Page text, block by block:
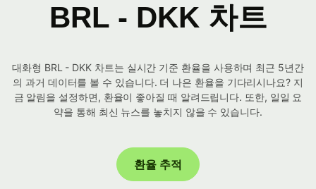
BRL - DKK 차트
대화형 BRL - DKK 차트는 실시간 기준 환율을 사용하며 최근 5년간
의 과거 데이터를 볼 수 있습니다. 더 나은 환율을 기다리시나요? 지
금 알림을 설정하면, 환율이 좋아질 때 알려드립니다. 또한, 일일 요
약을 통해 최신 뉴스를 놓치지 않을 수 있습니다.
환율 추적